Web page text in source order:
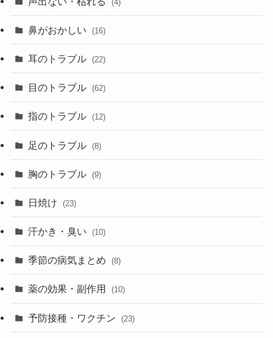
(4)
鼻がおかしい (16)
耳のトラブル (22)
目のトラブル (62)
指のトラブル (12)
足のトラブル (8)
胸のトラブル (9)
日焼け (23)
汗かき・臭い (10)
季節の病気まとめ (8)
薬の効果・副作用 (10)
予防接種・ワクチン (23)